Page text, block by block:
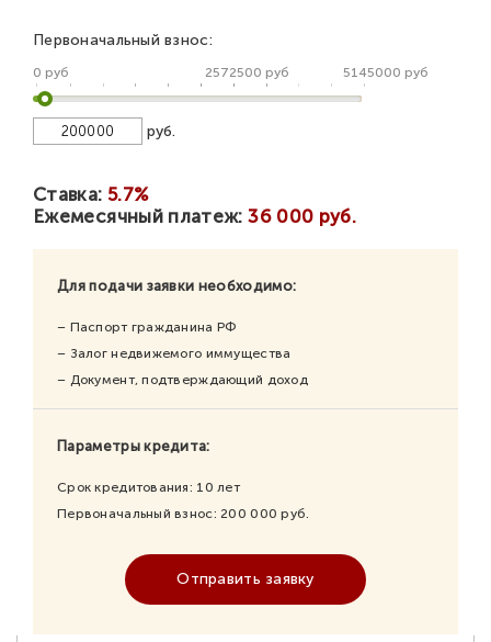
Первоначальный взнос:
0 руб 2572500 руб 5145000 руб
руб.
Ставка: 5.7%
Ежемесячный платеж:36 000 руб.
Для подачи заявки необходимо:
– Паспорт гражданина РФ
– Залог недвижемого иммущества
– Документ, подтверждающий доход
Параметры кредита:
Срок кредитования: 10 лет
Первоначальный взнос: 200 000 руб.
Отправить заявку